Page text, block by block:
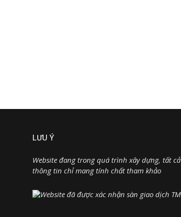
LƯU Ý
Website đang trong quá trình xây dựng, tất cả
thông tin chỉ mang tính chất tham khảo